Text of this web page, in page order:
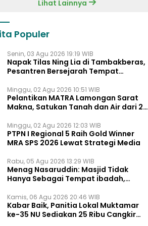
Lihat Lainnya
Populer
Senin, 03 Agu 2026 19:19 WIB
Napak Tilas Ning Lia di Tambakberas,
Pesantren Bersejarah Tempat
Minggu, 02 Agu 2026 10:51 WIB
Pelantikan MATRA Lamongan Sarat
Makna, Satukan Tanah dan Air dari 27
Minggu, 02 Agu 2026 12:03 WIB
PTPN I Regional 5 Raih Gold Winner
MRA SPS 2026 Lewat Strategi Media
Rabu, 05 Agu 2026 13:29 WIB
Menag Nasaruddin: Masjid Tidak
Hanya Sebagai Tempat ibadah,
Umat dan Pendidikan
Kamis, 06 Agu 2026 20:46 WIB
Kabar Baik, Panitia Lokal Muktamar
ke-35 NU Sediakan 25 Ribu Cangkir